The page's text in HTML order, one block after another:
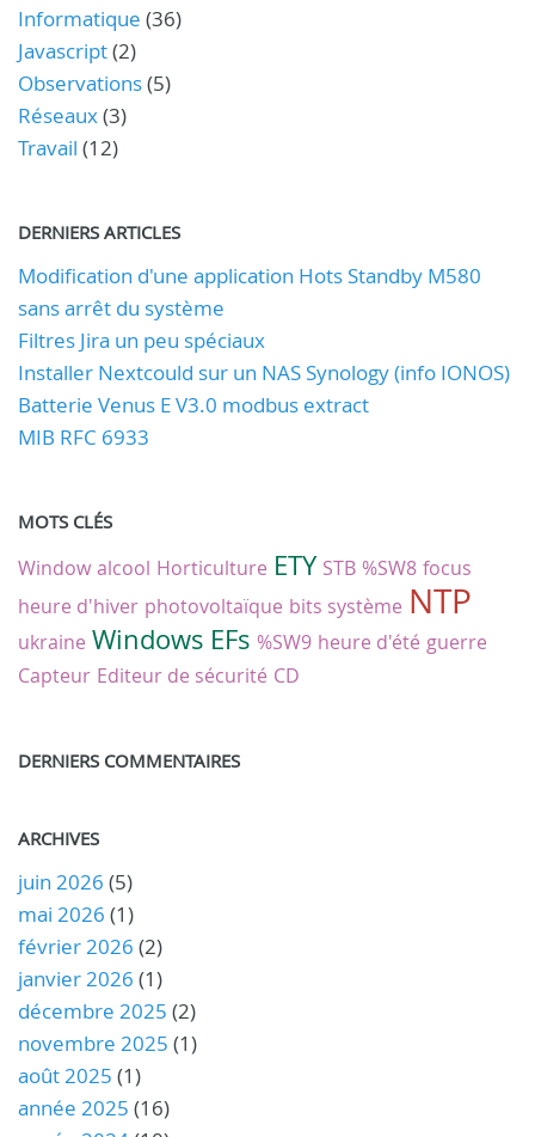
Informatique (36)
Javascript(2)
Observations(5)
Réseaux(3)
Travail (12)
DERNIERS ARTICLES
Modification d'une application Hots Standby M580
sans arrêt du système
Filtres Jira un peu spéciaux
Installer Nextcould sur un NAS Synology (info IONOS)
Batterie Venus E V3.0 modbus extract
MIB RFC 6933
MOTS CLÉS
Window alcool Horticulture ETY STB %SW8 focus
heure d'hiver photovoltaïque bits système NTP
ukraine Windows EFs %SW9 heure d'été guerre
Capteur Editeur de sécurité CD
DERNIERS COMMENTAIRES
ARCHIVES
juin 2026 (5)
mai 2026 (1)
février 2026 (2)
janvier 2026 (1)
décembre 2025 (2)
novembre 2025 (1)
août 2025 (1)
année 2025 (16)